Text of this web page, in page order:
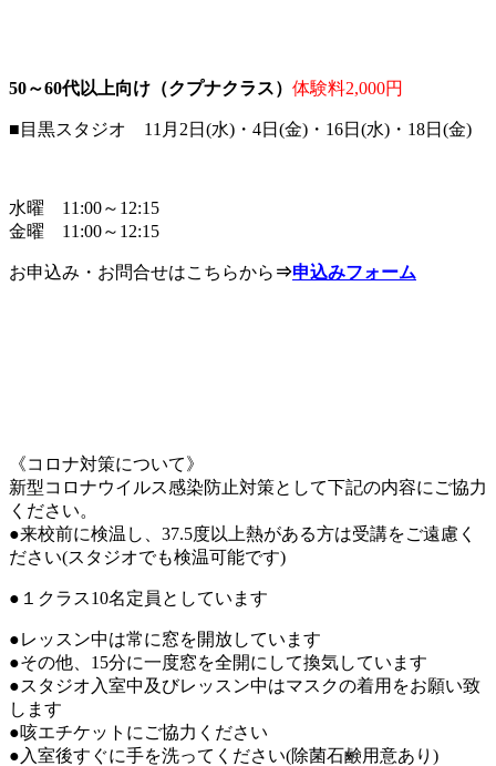
50～60代以上向け（クプナクラス） 体験料2,000円
■目黒スタジオ 11月2日(水)・4日(金)・16日(水)・18日(金)
水曜 11:00～12:15
金曜 11:00～12:15
お申込み・お問合せはこちらから ⇒申込みフォーム
《コロナ対策について》
新型コロナウイルス感染防止対策として下記の内容にご協力
ください。
●来校前に検温し、37.5度以上熱がある方は受講をご遠慮く
ださい(スタジオでも検温可能です)
●１クラス10名定員としています
●レッスン中は常に窓を開放しています
●その他、15分に一度窓を全開にして換気しています
●スタジオ入室中及びレッスン中はマスクの着用をお願い致
します
●咳エチケットにご協力ください
●入室後すぐに手を洗ってください(除菌石鹸用意あり)